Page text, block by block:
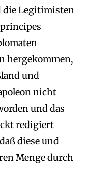
die Legitimisten
hergekommen,
und
nicht
und das
redigiert
diese und
Menge durch